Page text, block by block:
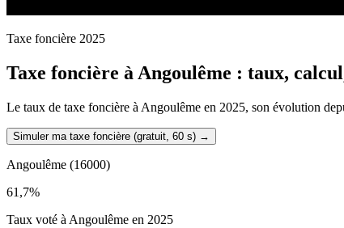
Taxe foncière 2025
Taxe foncière à Angoulême : taux,
Le taux de taxe foncière à Angoulême en 2025, son évolution
Simuler ma taxe foncière (gratuit, 60 s) →
Angoulême (16000)
61,7%
Taux voté à Angoulême en 2025